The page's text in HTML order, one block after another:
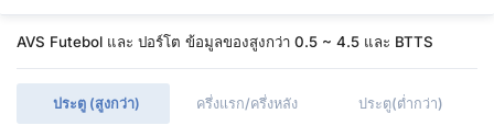
AVS Futebol และ ปอร์โต ข้อมูลของสูงกว่า 0.5 ~ 4.5 และ BTTS
ประตู (สูงกว่า) ครึ่งแรก/ครึ่งหลัง ประตู(ต่ำกว่า)